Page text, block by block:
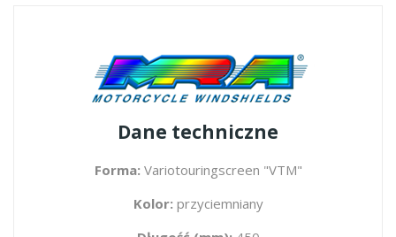
Dane techniczne
Forma: Variotouringscreen "VTM"
Kolor: przyciemniany